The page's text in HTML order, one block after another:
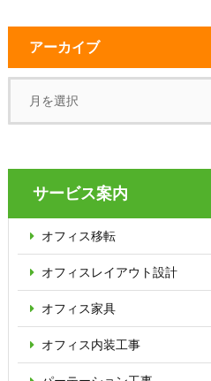
アーカイブ
サービス案内
オフィス移転
オフィス レイアウト設計
オフィス家具
オフィス内装工事